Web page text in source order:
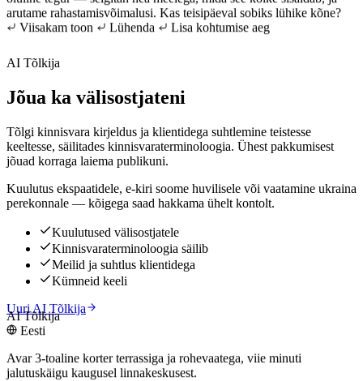
arutame rahastamisvõimalusi. Kas teisipäeval sobiks lühike kõne?
Viisakam toon
Lühenda Lisa kohtumise aeg
AI Tõlkija
Jõua ka välisostjateni
Tõlgi kinnisvara kirjeldus ja klientidega suhtlemine teistesse
keeltesse, säilitades kinnisvaraterminoloogia. Ühest pakkumisest
jõuad korraga laiema publikuni.
Kuulutus ekspaatidele, e-kiri soome huvilisele või vaatamine ukraina
perekonnale — kõigega saad hakkama ühelt kontolt.
Kuulutused välisostjatele
Kinnisvaraterminoloogia säilib
Meilid ja suhtlus klientidega
Kümneid keeli
Uuri AI Tõlkija
AI Tõlkija
Eesti
Avar 3-toaline korter terrassiga ja rohevaatega, viie minuti
jalutuskäigu kaugusel linnakeskusest.